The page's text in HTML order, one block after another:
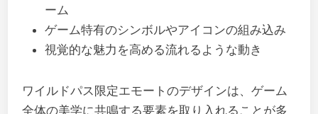
ーム
ゲーム特有のシンボルやアイコンの組み込み
視覚的な魅力を高める流れるような動き
ワイルドパス限定エモートのデザインは、ゲーム
全体の美学に共鳴する要素を取り入れることが多